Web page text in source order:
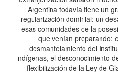
Argentina todavía tiene un
regularización dominial: un
esas comunidades de la
que venían preparando:
desmantelamiento del
Indígenas, el desconocimiento
flexibilización de la Ley de